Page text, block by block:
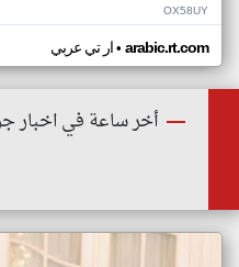
OX58UY
ار تي عربي• arabic.rt.com
أخر ساعة في اخبار